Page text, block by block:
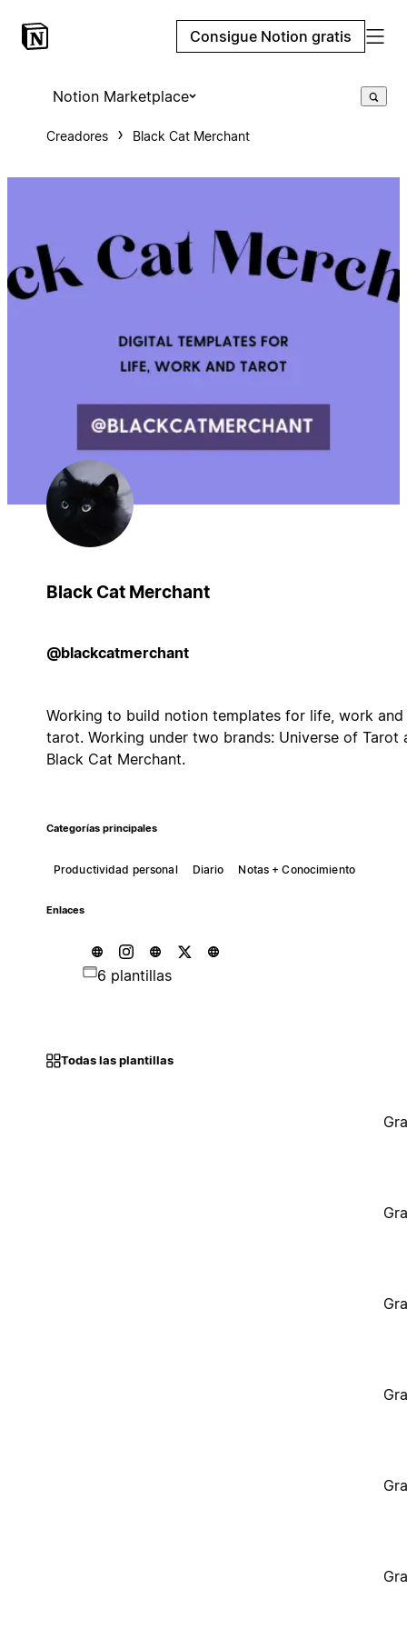
Consigue Notion gratis
Notion Marketplace
Creadores Black Cat Merchant
Black Cat Merchant
@blackcatmerchant
Working to build notion templates for life, work and
tarot. Working under two brands: Universe of Tarot
Black Cat Merchant.
Categorías principales
Productividad personal Diario Notas + Conocimiento
Enlaces
6 plantillas
Todas las plantillas